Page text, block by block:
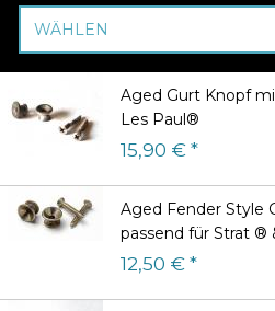
WÄHLEN
Aged Gurt Knopf
Les Paul®
15,90 € *
Aged Fender Style
passend für Strat ®
12,50 € *